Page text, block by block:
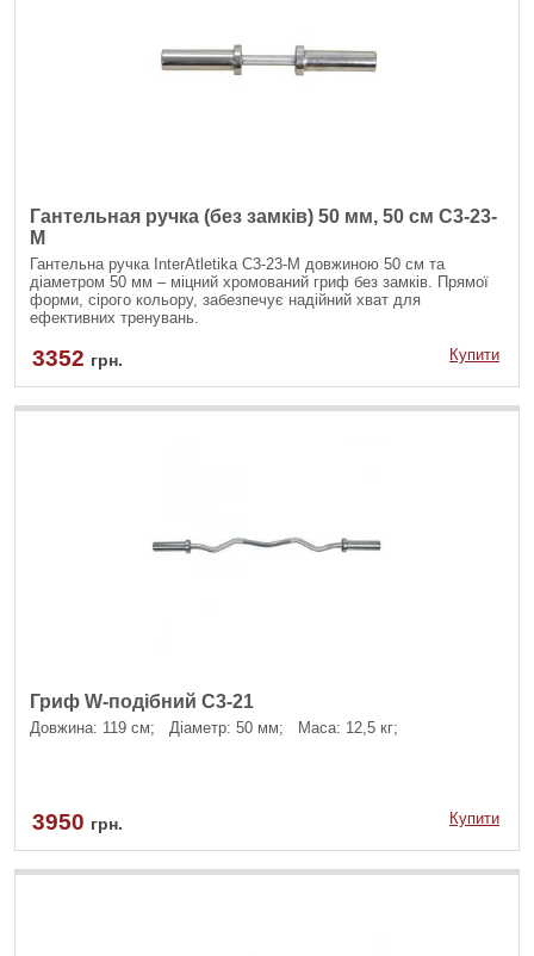
Гантельная ручка (без замків) 50 мм, 50 см C3-23-
М
Гантельна ручка InterAtletika C3-23-М довжиною 50 см та
діаметром 50 мм – міцний хромований гриф без замків. Прямої
форми, сірого кольору, забезпечує надійний хват для
ефективних тренувань.
3352 грн. Купити
Гриф W-подібний C3-21
Довжина: 119 см; Діаметр: 50 мм; Маса: 12,5 кг;
3950 грн. Купити